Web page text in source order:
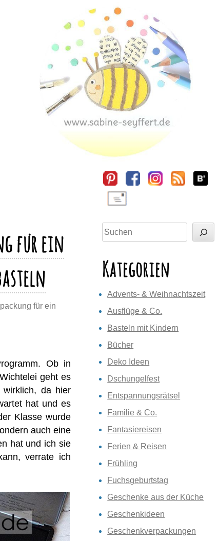
für ein
für ein
Ob in
geht es
da hier
hat und es
Klasse wurde
auch eine
hat und ich sie
verrate ich
Sidebar
Suchen
Kategorien
Advents- & Weihnachtszeit
Ausflüge & Co.
Basteln mit Kindern
Bücher
Deko Ideen
Dschungelfest
Entspannungsrätsel
Familie & Co.
Fantasiereisen
Ferien & Reisen
Frühling
Fuchsgeburtstag
Geschenke aus der Küche
Geschenkideen
Geschenkverpackungen